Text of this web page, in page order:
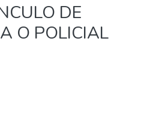
DE
O POLICIAL